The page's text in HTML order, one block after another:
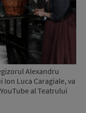
Alexandru
Luca Caragiale, va
al Teatrului